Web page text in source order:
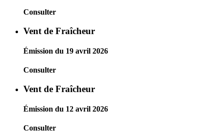
Consulter
Vent de Fraîcheur
Émission du 19 avril 2026
Consulter
Vent de Fraîcheur
Émission du 12 avril 2026
Consulter